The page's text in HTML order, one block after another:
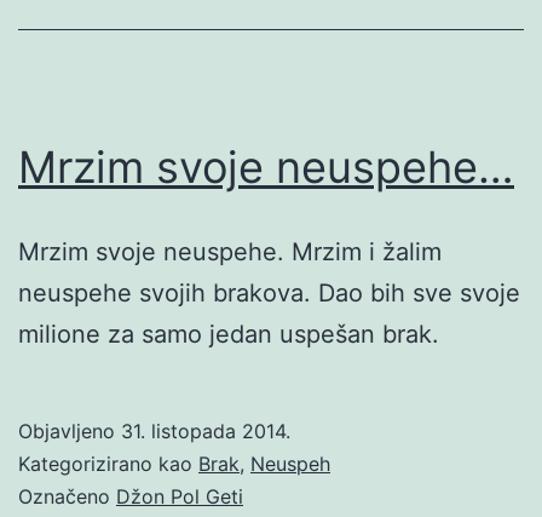
Mrzim svoje neuspehe…
Mrzim svoje neuspehe. Mrzim i žalim
neuspehe svojih brakova. Dao bih sve svoje
milione za samo jedan uspešan brak.
Objavljeno 31. listopada 2014.
Kategorizirano kao Brak, Neuspeh
Označeno Džon Pol Geti